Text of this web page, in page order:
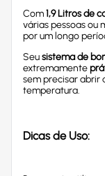
Com1,9 Litros de
várias pessoas ou
por um longo
Seusistema de
extremamente
sem precisar abrir
temperatura.
Dicas de Uso: